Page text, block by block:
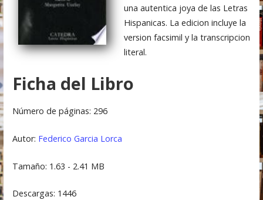
una autentica joya de las Letras
Hispanicas. La edicion incluye la
version facsimil y la transcripcion
literal.
Ficha del Libro
Número de páginas: 296
Autor: Federico Garcia Lorca
Tamaño: 1.63 - 2.41 MB
Descargas: 1446